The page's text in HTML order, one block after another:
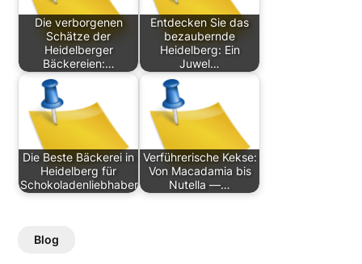
Die verborgenen
Schätze der
Heidelberger
Bäckereien:…
Entdecken Sie das
bezaubernde
Heidelberg: Ein
Juwel…
Die Beste Bäckerei in
Heidelberg für
Schokoladenliebhaber
Verführerische Kekse:
Von Macadamia bis
Nutella —…
Blog